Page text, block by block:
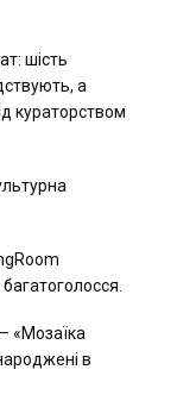
шість
а
кураторством
«Мозаїка
в